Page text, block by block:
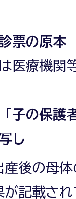
票の原本
医療機関
子の保護
し
後の母
が記載さ